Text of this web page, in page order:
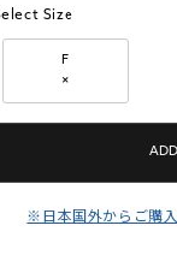
Size
F
×
※日本国外からご購